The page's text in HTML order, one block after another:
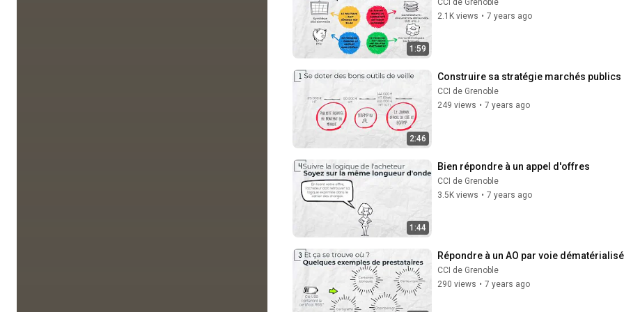
1:59
2.1K views • 7 years ago
2:46
Construire sa stratégie marchés publics
CCI de Grenoble
249 views • 7 years ago
1:44
Bien répondre à un appel d'offres
CCI de Grenoble
3.5K views • 7 years ago
Répondre à un AO par voie
CCI de Grenoble
290 views • 7 years ago